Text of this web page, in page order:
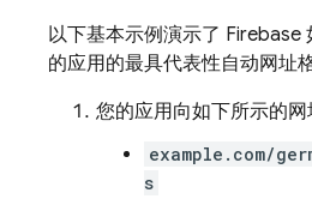
以下基本示例演示了 Firebase
的应用的最具代表性自动网址
您的应用向如下所示的网
example.com/
s